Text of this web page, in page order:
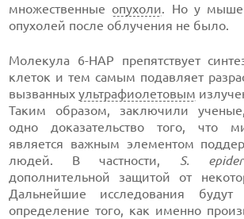
множественные опухоли. Но у
опухолей после облучения не было.
Молекула 6-HAP препятствует
клеток и тем самым подавляет
вызванныхультрафиолетовым
Таким образом, заключили
одно доказательство того, что
является важным элементом
людей. В частности, S.
дополнительной защитой от
Дальнейшие исследования
определение того, как именно